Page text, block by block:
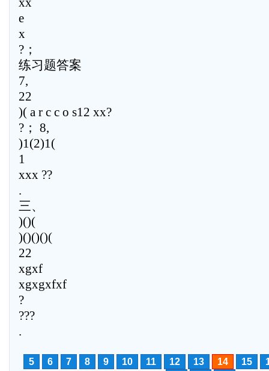
e
x
?；
练习题答案
7,
22
)( a r c c o s12 xx?
?； 8,
)1(2)1(
1
xxx ??
.
三、
)()(
)()()()(
22
xgxf
xgxgxfxf
?
???
.
5 6 7 8 9 10 11 12 13 14 15